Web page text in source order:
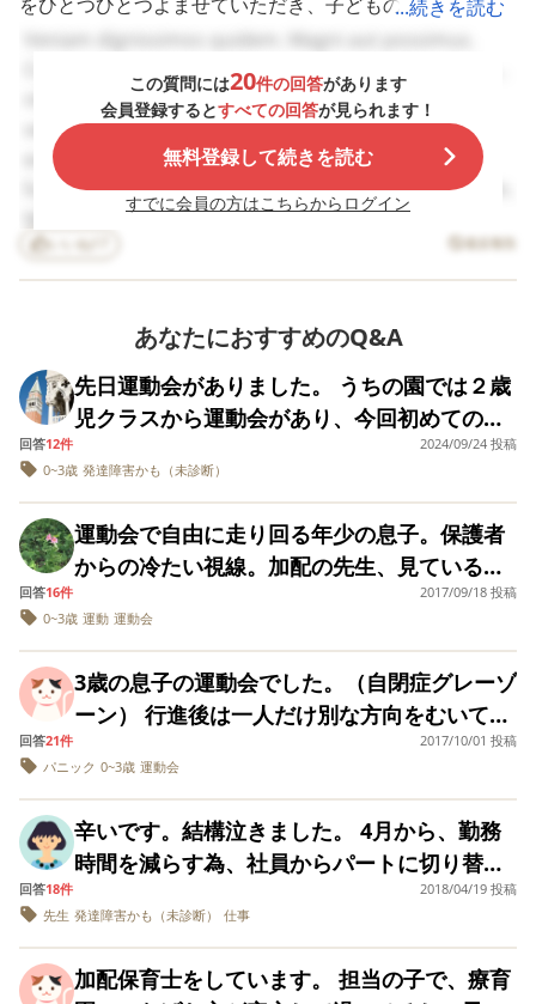
れも出ているようで
すし、お休みの間
は、半日でお迎えに
来たり、娘もお休み
しても良いかなと思
いますよ。と言われ
となく、保育園の様
かってはいました
って言うということ
ているのでしょう
か？ もしくは、単
に、仕事してない間
は、無理に預けなく
ても。といったこと
でしょうか？ 明日
は、休むことにしま
した。 土曜日は、保
護者会です。 本当に
本当に気が重いです
が、行って、謝罪し
ようと思います。そ
してとは思っていま
せん。理解もしても
らえるかは分かりま
せん。 ただ、このま
方、何か、アドバイ
スと、勇気を下さ
い！！
安が募っていて参
が本番の雰囲気や
友達を応援するだ
でも、見ることだ
でも経験になるだ
うと先生と話し合
て当日行きました
何か1つでも、参
きるかもしれない
たと思いました。
そうやって娘の頑
りを受け止めてい
ようで、実際には
の園児の姿を見て
れて泣けてしまい
した。 特に春か
からは練習ではで
てるけど、本番で
難しいかもしれな
と言われてたので
が一番頑張ってい
た。正直辛かった
す。 どんと構えて
と、これが今の娘
成長段階なのだと
そう受け止めよう
苦しくなります。 娘
はリレーのゴール
ープのところまで
生と行き友達が走
終わるまでその場
場面もありました
よくやったと思う
面、私もギリギリ
持ちはみんな共通だと、徐々にわたしのもやもやがほぐれ
もやもやの原因は、”その子が楽しめるように”というよ
り、”すこしでも自分の力でできるように”という気持ちが
やや強かったように思います。今回申し出てくださった方
には、そのことを気づかせていただきました。バランスが
難しいですが、やはり子どもが安心して楽しく取り組めな
いことには身につくことも、身につきません。 一部の方
に書いていただいたように、お母さんがいないところでの
さんにお話があるかもしないし、園からは火曜日に確認す
る予定です。 やはり、保護者でない第三者がつくことは
かえって目立つかもしれないことや、いままでの経過、で
きるようになったことなども話して、決めていただきたい
です。 保育、支援に答えはありませんが、こどもにとっ
て一番大切な環境は、その子の周りの大人がみんな仲良く
することだと考えています。保護者の方、今回申し出てく
ださったお母さんにもいろいろ教えていただきながら、子
どもの笑顔（と、できること。やっぱりここは手放せな
い！）を増やしていきたいです。 一人一人に返事できな
くてごめんなさい。 ありがとうございました。
...続きを読む
Veniam dignissimos quidem. Magni aut possimus.
Commodi magnam sit. Dignissimos qui voluptas. Cum
nihil excepturi. Occaecati libero facere. Voluptatum
velit aut. Molestiae quasi et. Veniam itaque
exercitationem. Tenetur soluta voluptatibus. Nisi et
fuga. Enim a non. Aut est ea. Animi voluptatum autem.
Minima officiis aut. Sit quia aut. Fuga officiis rerum.
Velit reprehenderit et. Quo autem saepe. Sed nihil
officia. Quam voluptas quis. Quia laboriosam quia.
totam. Est dolorum libero. Consequuntur ipsam
dolor. Nihil doloremque dolor. Eos nemo eos. At
sapiente maxime.
この質問には20件の回答があります
会員登録するとすべての回答が見られます！
無料登録して続きを読む
すでに会員の方はこちらからログイン
いいね 違反報告
あなたにおすすめのQ&A
先日運動会がありました。 うちの園では２歳
児クラスから運動会があり、今回初めての運
動会でした。 子供は５月生まれのためクラス
でも早い生まれですが、発達はゆっくりめだ
で、ダンスと簡単な障害物競走でした。 朝は
ご機嫌でしたが、会場に入ってからすぐ様子
が変わり「帰りたい」「やだ」「行かない」
の一点張り。泣くわけではなく怒っている様
子。予想はできていたので少しでも慣れれば
と早めに到着しましたが、慣れる様子なし。
先生たちも子供の特性を知っているので緊張
しちゃうね〜など声をかけてくれますが、す
べて無視。目も合わせていませんでした。 抱
っこのままでいいですよと言われたので抱っ
こして入場門で待機、行進の時点で「動くな
ー！」「おろせー！」と激怒。 抱っこもまと
エリアの端で孤立。 他の泣いて抱っこされて
回答12件
2024/09/24 投稿
0~3歳 発達障害かも（未診断）
運動会で自由に走り回る年少の息子。保護者
からの冷たい視線。加配の先生、見ているだ
け。辛い運動会でした。自閉症スペクトラム
障がいの疑いのある息子を支える母。この子
回答16件
2017/09/18 投稿
0~3歳 運動 運動会
3歳の息子の運動会でした。（自閉症グレーゾ
ーン） 行進後は一人だけ別な方向をむいて、
体操をしないでぼーとしている。 ダンスはし
ないでぼーとしている。 かけっこはパニック
て保護者席にいってしまいました。 親として
は、「人とくらべない」と頭では百万回とな
えてわかっているつもりです。理解していま
すが なぜか、涙が止まらなくなってしまいま
した。 2日間涙が出続け、とまりません。 親
回答21件
2017/10/01 投稿
パニック 0~3歳 運動会
辛いです。結構泣きました。 4月から、勤務
時間を減らす為、社員からパートに切り替え
ました。今は、前職の有休消化中で、新しく
勤務するまで、産休のお母さんと同じ時間帯
あるだろうと、遅く預けて、早くお迎えの今
回答18件
2018/04/19 投稿
先生 発達障害かも（未診断） 仕事
加配保育士をしています。 担当の子で、療育